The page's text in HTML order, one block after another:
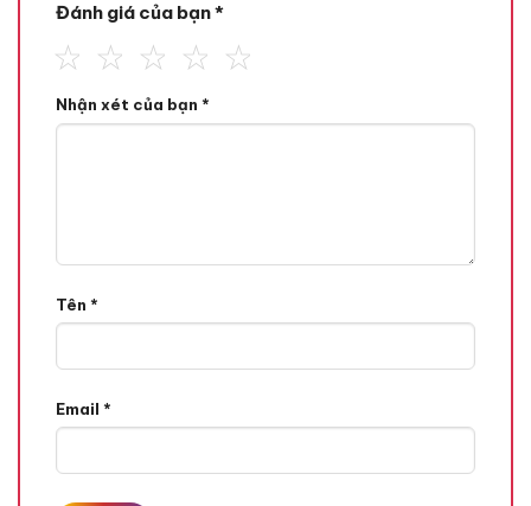
Đánh giá của bạn*
Nhận xét của bạn *
Tên *
Email *